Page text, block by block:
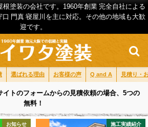
塗装の会社です。1960年創業 完全自社による
門真 寝屋川を主に対応。その他の地域も大歓
迎です。
選ばれる理由 お客様の声 Q and A 見積り・
イトのフォームからの見積依頼の場合、5つの
無料！
お知らせ 施工実績紹介